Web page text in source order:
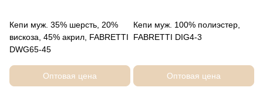
Кепи муж. 35% шерсть, 20%
вискоза, 45% акрил, FABRETTI
DWG65-45
Оптовая цена
Кепи муж. 100% полиэстер,
FABRETTI DIG4-3
Оптовая цена